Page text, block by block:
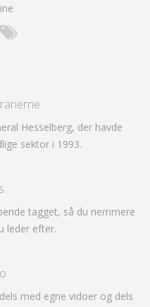
Hesselberg, der havde
sektor i 1993.
tagget, så du nemmere
leder efter.
med egne vidoer og dels